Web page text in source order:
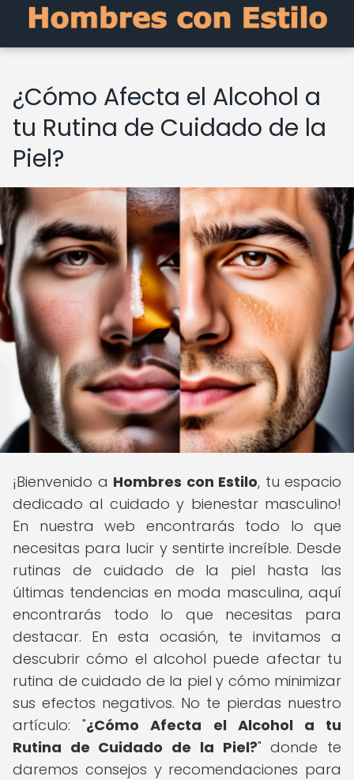
¿Cómo Afecta el Alcohol a
tu Rutina de Cuidado de la
Piel?
¡Bienvenido a Hombres con Estilo, tu espacio
dedicado al cuidado y bienestar masculino!
En nuestra web encontrarás todo lo que
necesitas para lucir y sentirte increíble. Desde
rutinas de cuidado de la piel hasta las
últimas tendencias en moda masculina, aquí
encontrarás todo lo que necesitas para
destacar. En esta ocasión, te invitamos a
descubrir cómo el alcohol puede afectar tu
rutina de cuidado de la piel y cómo minimizar
sus efectos negativos. No te pierdas nuestro
artículo: "¿Cómo Afecta el Alcohol a tu
Rutina de Cuidado de la Piel?" donde te
daremos consejos y recomendaciones para